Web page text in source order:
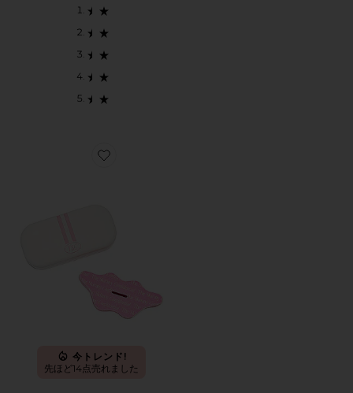
Favorite MOUTH TAPE マウステープ
今トレンド!
先ほど14点売れました